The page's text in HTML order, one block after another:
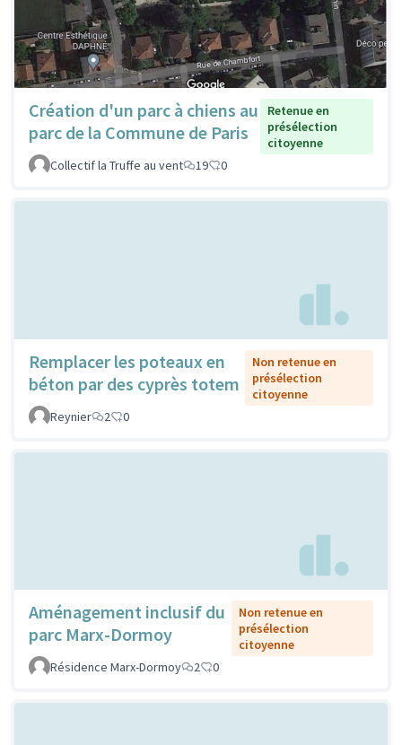
Création d'un parc à chiens au
parc de la Commune de Paris
Retenue en
présélection
citoyenne
Collectif la Truffe au vent
19 0
Remplacer les poteaux en
béton par des cyprès totem
Non retenue en
présélection
citoyenne
Reynier
2 0
Aménagement inclusif du
parc Marx-Dormoy
Non retenue en
présélection
citoyenne
Résidence Marx-Dormoy
2 0